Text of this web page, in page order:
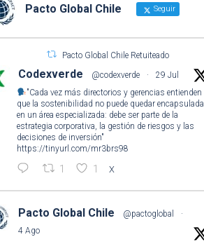
Pacto Global Chile Seguir
Pacto Global Chile Retuiteado
Codexverde @codexverde ·
29 Jul
"Cada vez más directorios y gerencias entienden
que la sostenibilidad no puede quedar encapsulada
en un área especializada: debe ser parte de la
estrategia corporativa, la gestión de riesgos y las
decisiones de inversión"
https://tinyurl.com/mr3brs98
1 1 X
Pacto Global Chile @pactoglobal
·
4 Ago